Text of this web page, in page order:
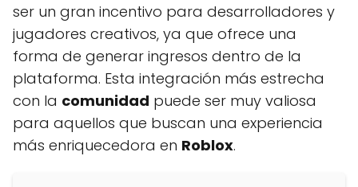
ser un gran incentivo para desarrolladores y
jugadores creativos, ya que ofrece una
forma de generar ingresos dentro de la
plataforma. Esta integración más estrecha
con la comunidad puede ser muy valiosa
para aquellos que buscan una experiencia
más enriquecedora en Roblox.